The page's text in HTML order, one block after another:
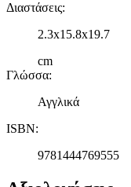
Διαστάσεις:
2.3x15.8x19.7
cm
Γλώσσα:
Αγγλικά
ISBN:
9781444769555